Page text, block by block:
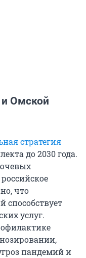
и Омской
стратегия
до 2030 года.
что
способствует
услуг.
пандемий и